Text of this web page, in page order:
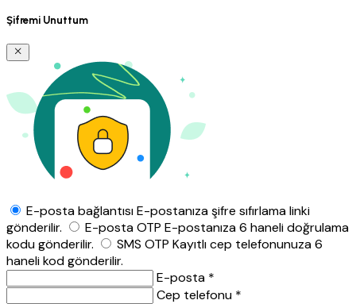
Şifremi Unuttum
E-posta bağlantısıE-postanıza şifre sıfırlama linki
gönderilir.
E-posta OTP E-postanıza 6 haneli doğrulama
kodu gönderilir.
SMS OTP Kayıtlı cep telefonunuza 6
haneli kod gönderilir.
E-posta *
Cep telefonu *